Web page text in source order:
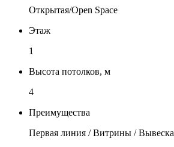
Открытая/Open Space
Этаж
1
Высота потолков, м
4
Преимущества
Первая линия / Витрины / Вывеска